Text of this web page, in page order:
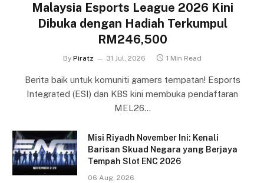
Malaysia Esports League 2026 Kini
Dibuka dengan Hadiah Terkumpul
RM246,500
By Piratz 31 Jul, 2026 1 Min Read
Berita baik untuk komuniti gamers tempatan! Esports
Integrated (ESI) dan KBS kini membuka pendaftaran
MEL26…
Misi Riyadh November Ini: Kenali
Barisan Skuad Negara yang Berjaya
Tempah Slot ENC 2026
06 Aug, 2026